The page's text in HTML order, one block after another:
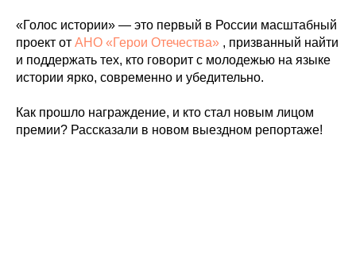
«Голос истории» — это первый в России масштабный
проект от АНО «Герои Отечества» , призванный найти
и поддержать тех, кто говорит с молодежью на языке
истории ярко, современно и убедительно.
Как прошло награждение, и кто стал новым лицом
премии? Рассказали в новом выездном репортаже!